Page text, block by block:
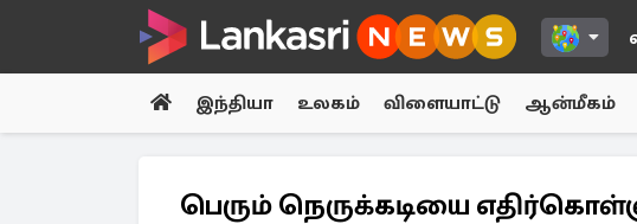
இந்தியா உலகம் விளையாட்டு ஆன்மீகம்
பெரும் நெருக்கடியை